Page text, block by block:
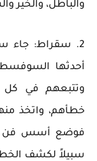
والباطل، والخير
2. سقراط: جاء
أحدثها
وتتبعهم في كل
خطأهم، واتخذ
فوضع أسس فن
سبيلاً لكشف